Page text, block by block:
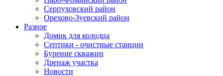
Серпуховский район
Орехово-Зуевский район
Разное
Домик для колодца
Септики - очистные станции
Бурение скважин
Дренаж участка
Новости